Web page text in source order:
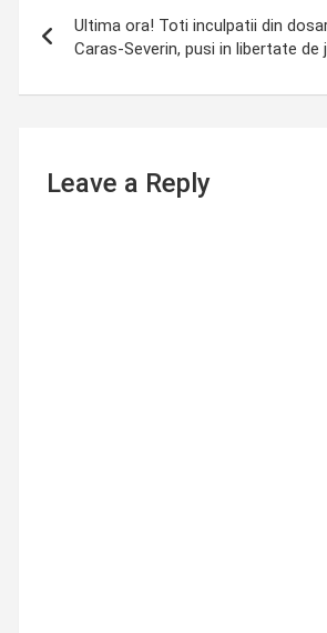
navigation
Ultima ora! Toti inculpatii din
Caras-Severin, pusi in libertate de
Leave a Reply